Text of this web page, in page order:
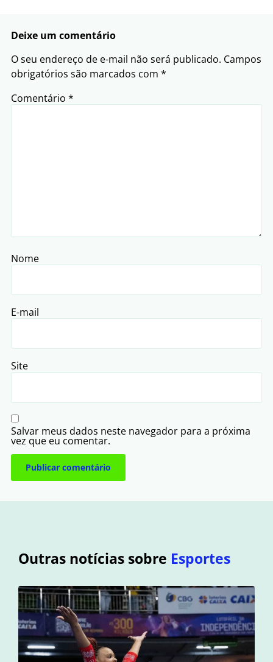
Deixe um comentário
O seu endereço de e-mail não será publicado. Campos
obrigatórios são marcados com *
Comentário *
Nome
E-mail
Site
Salvar meus dados neste navegador para a próxima
vez que eu comentar.
Outras notícias sobre Esportes